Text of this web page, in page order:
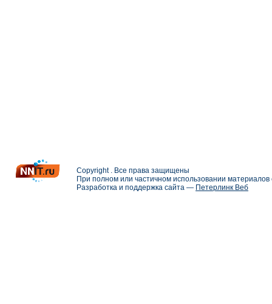
Copyright . Все права защищены
При полном или частичном использовании
Разработка и поддержка сайта — Петерлинк Веб